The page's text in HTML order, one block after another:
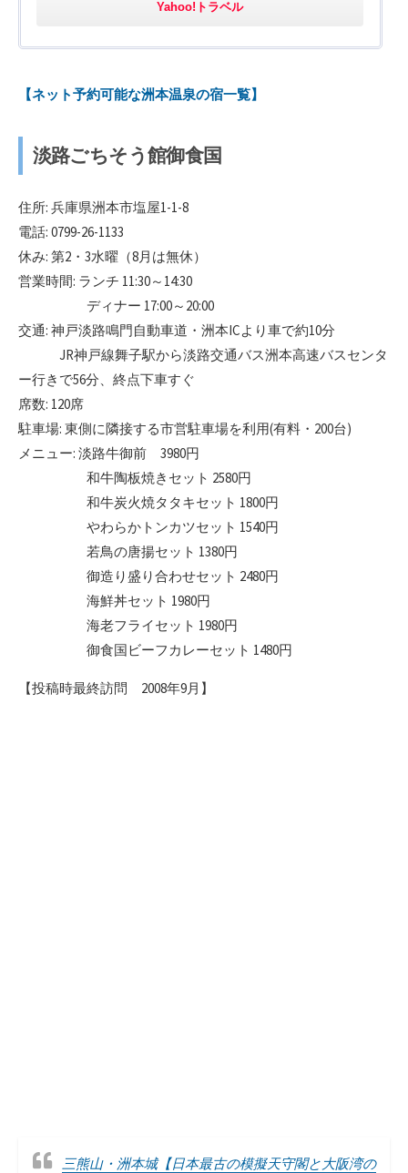
Yahoo!トラベル
【ネット予約可能な洲本温泉の宿一覧】
淡路ごちそう館御食国
住所: 兵庫県洲本市塩屋1-1-8
電話: 0799-26-1133
休み: 第2・3水曜（8月は無休）
営業時間: ランチ 11:30～14:30
ディナー 17:00～20:00
交通: 神戸淡路鳴門自動車道・洲本ICより車で約10分
JR神戸線舞子駅から淡路交通バス洲本高速バスセンタ
ー行きで56分、終点下車すぐ
席数: 120席
駐車場: 東側に隣接する市営駐車場を利用(有料・200台)
メニュー: 淡路牛御前 3980円
和牛陶板焼きセット 2580円
和牛炭火焼タタキセット 1800円
やわらかトンカツセット 1540円
若鳥の唐揚セット 1380円
御造り盛り合わせセット 2480円
海鮮丼セット 1980円
海老フライセット 1980円
御食国ビーフカレーセット 1480円
【投稿時最終訪問 2008年9月】
三熊山・洲本城【日本最古の模擬天守閣と大阪湾の